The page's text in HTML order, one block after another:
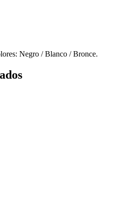
Negro / Blanco / Bronce.